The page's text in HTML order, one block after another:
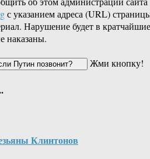
с указанием адреса (URL)
Нарушение будет в кратчайшие
наказаны.
Жми кнопку!
Клинтонов